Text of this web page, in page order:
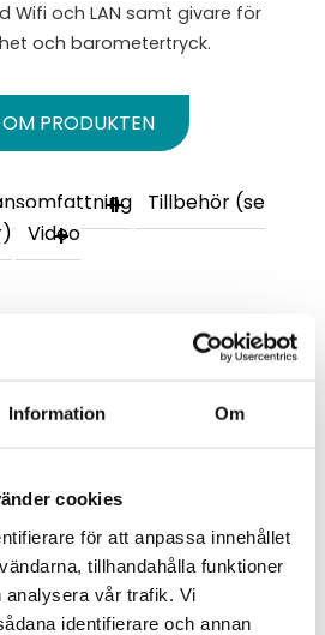
Information Om
cookies
för att anpassa innehållet
tillhandahålla funktioner
vår trafik. Vi
identifierare och annan
Wifi och LAN samt givare för
och barometertryck.
PRODUKTEN
Tillbehör (se
Video
ett omdöme.